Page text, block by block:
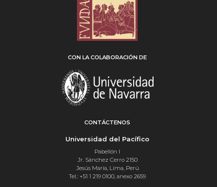
CON LA COLABORACIÓN DE
CONTÁCTENOS
Universidad del Pacífico
Pabellón I
Jr. Sánchez Cerro 2150
Jesús María, Lima, Perú
Tel.: +51 1 219 0100, anexo 2659